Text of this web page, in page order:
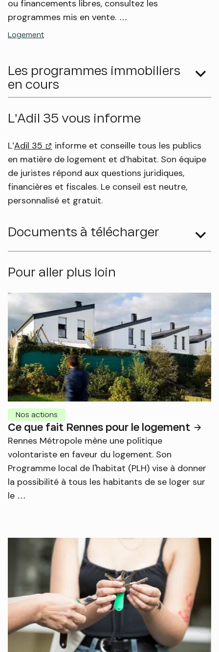
ou financements libres, consultez les
programmes mis en vente. …
Logement
Les programmes immobiliers
en cours
L’Adil 35 vous informe
L’Adil 35 (lien externe)
informe et conseille tous les publics
en matière de logement et d’habitat. Son équipe
de juristes répond aux questions juridiques,
financières et fiscales. Le conseil est neutre,
personnalisé et gratuit.
Documents à télécharger
Pour aller plus loin
Ce que fait Rennes pour le logement
Nos actions
Rennes Métropole mène une politique
volontariste en faveur du logement. Son
Programme local de l'habitat (PLH) vise à donner
la possibilité à tous les habitants de se loger sur
le …